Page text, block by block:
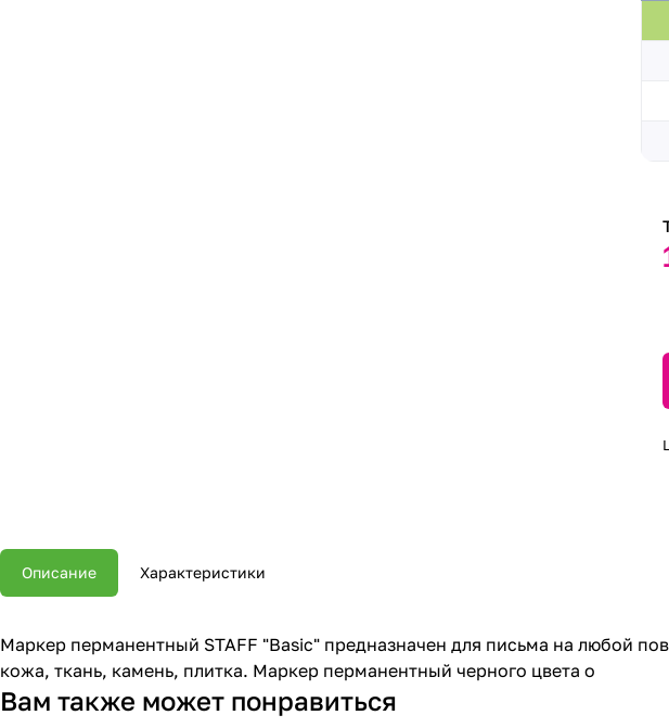
Описание Характеристики
Маркер перманентный STAFF "Basic" предназначен для письма на любой
кожа, ткань, камень, плитка. Маркер перманентный черного цвета о
Вам также может понравиться